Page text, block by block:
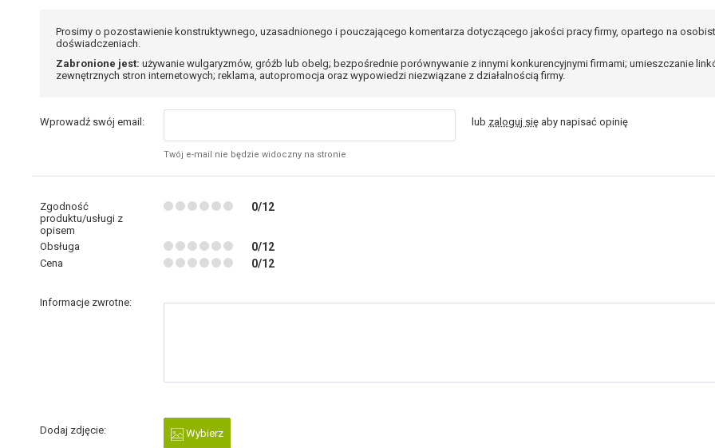
Prosimy o pozostawienie konstruktywnego, uzasadnionego i pouczającego komentarza dotyczącego jakości pracy firmy, opartego na
doświadczeniach.
Zabronione jest: używanie wulgaryzmów, gróźb lub obelg; bezpośrednie porównywanie z innymi konkurencyjnymi firmami; umieszczanie
zewnętrznych stron internetowych; reklama, autopromocja oraz wypowiedzi niezwiązane z działalnością firmy.
Wprowadź swój email:
Twój e-mail nie będzie widoczny na stronie
lub zaloguj się aby napisać opinię
Zgodność
produktu/usługi z
opisem
0/12
Obsługa 0/12
Cena 0/12
Informacje zwrotne:
Dodaj zdjęcie: Wybierz